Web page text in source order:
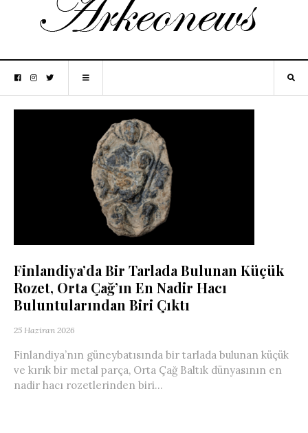
Finlandiya’da Bir Tarlada Bulunan Küçük
Rozet, Orta Çağ’ın En Nadir Hacı
Buluntularından Biri Çıktı
25 Haziran 2026
Finlandiya’nın güneybatısında bir tarlada bulunan küçük
ve kırık bir metal parça, Orta Çağ Baltık dünyasının en
nadir hacı rozetlerinden biri...